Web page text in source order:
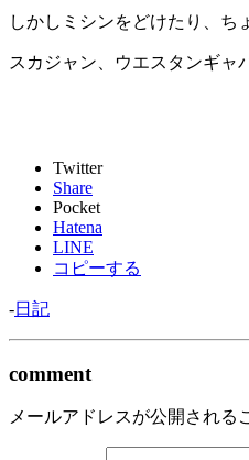
しかしミシンをどけたり、ち
スカジャン、ウエスタンギャ
Twitter
Share
Pocket
Hatena
LINE
コピーする
-日記
comment
メールアドレスが公開される